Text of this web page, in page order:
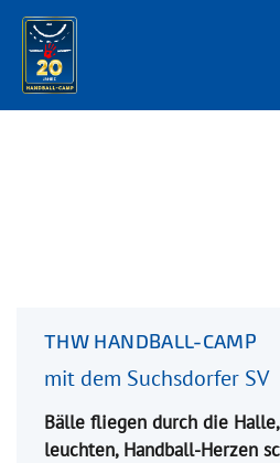
THW HANDBALL-CAMP
mit dem Suchsdorfer SV
Bälle fliegen durch die
leuchten, Handball-Herzen